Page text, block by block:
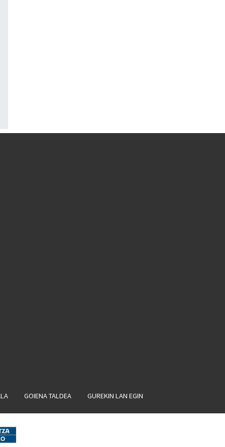
GOIENA TALDEA GUREKIN LAN EGIN